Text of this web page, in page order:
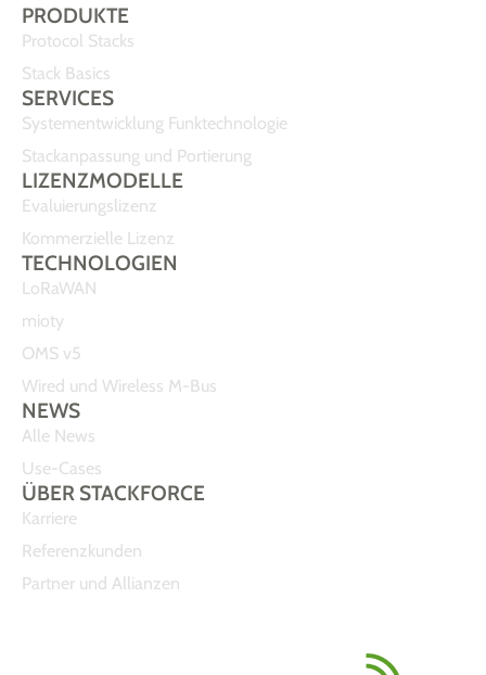
PRODUKTE
Protocol Stacks
Stack Basics
SERVICES
Systementwicklung Funktechnologie
Stackanpassung und Portierung
LIZENZMODELLE
Evaluierungslizenz
Kommerzielle Lizenz
TECHNOLOGIEN
LoRaWAN
mioty
OMS v5
Wired und Wireless M-Bus
NEWS
Alle News
Use-Cases
ÜBER STACKFORCE
Karriere
Referenzkunden
Partner und Allianzen